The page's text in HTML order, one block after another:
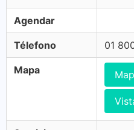
Agendar
Télefono 01
Mapa